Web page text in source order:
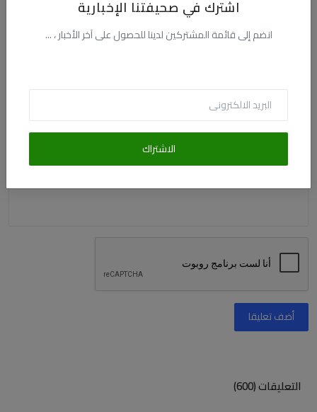
اشترك في صحيفتنا الإخبارية
انضم إلى قائمة المشتركين لدينا للحصول على آخر الأخبار ، ...
الاشتراك
أضف تعليقا
التعليقات (600)